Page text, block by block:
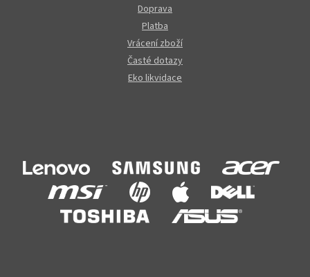
Doprava
Platba
Vrácení zboží
Časté dotazy
Eko likvidace